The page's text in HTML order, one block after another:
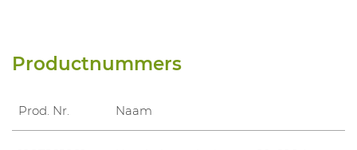
Productnummers
Prod. Nr. Naam